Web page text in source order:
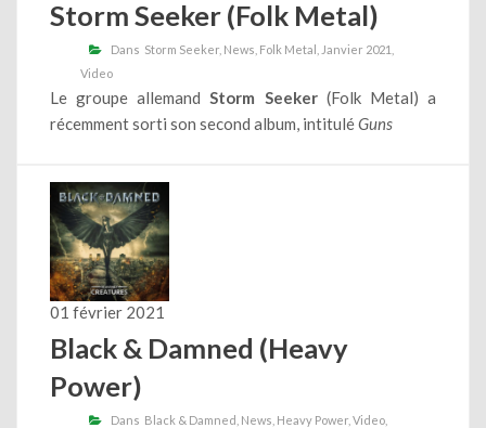
Storm Seeker (Folk Metal)
Dans Storm Seeker News Folk Metal Janvier 2021
Video
Le groupe allemandStorm Seeker(Folk Metal) a
récemment sorti son second album, intituléGuns
01 février 2021
Black & Damned (Heavy
Power)
Dans Black & Damned News Heavy Power Video